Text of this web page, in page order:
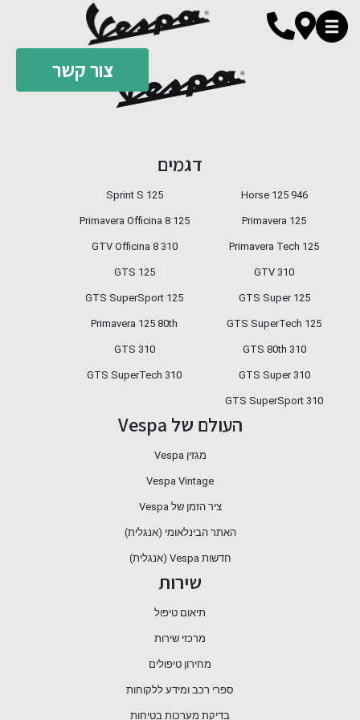
צור קשר
310 GTS SuperTech
GTS SuperSport 310
דגמים
946 Horse 125
Sprint S 125
Primavera 125
Primavera Officina 8 125
Primavera Tech 125
GTV Officina 8 310
GTV 310
GTS 125
GTS Super 125
GTS SuperSport 125
GTS SuperTech 125
Primavera 125 80th
GTS 80th 310
GTS 310
GTS Super 310
310 GTS SuperTech
GTS SuperSport 310
העולם של Vespa
מגזין Vespa
Vespa Vintage
ציר הזמן של Vespa
האתר הבינלאומי (אנגלית)
חדשות Vespa (אנגלית)
שירות
תיאום טיפול
מרכזי שירות
מחירון טיפולים
ספרי רכב ומידע ללקוחות
בדיקת מערכות בטיחות